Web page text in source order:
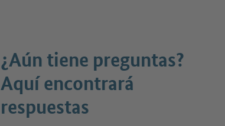
¿Aún tiene preguntas?
Aquí encontrará
respuestas